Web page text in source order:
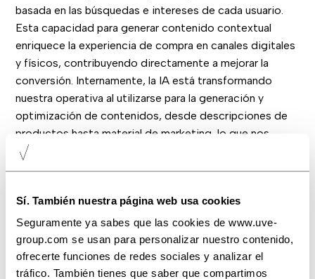
Sí. También nuestra página web usa cookies
Seguramente ya sabes que las cookies de www.uve-
group.com se usan para personalizar nuestro contenido,
ofrecerte funciones de redes sociales y analizar el
tráfico. También tienes que saber que compartimos
basada en las búsquedas e intereses de cada usuario.
Esta capacidad para generar contenido contextual
enriquece la experiencia de compra en canales digitales
y físicos, contribuyendo directamente a mejorar la
conversión. Internamente, la IA está transformando
nuestra operativa al utilizarse para la generación y
optimización de contenidos, desde descripciones de
productos hasta material de marketing, lo que nos
permite mantener una comunicación más relevante y
personalizada.